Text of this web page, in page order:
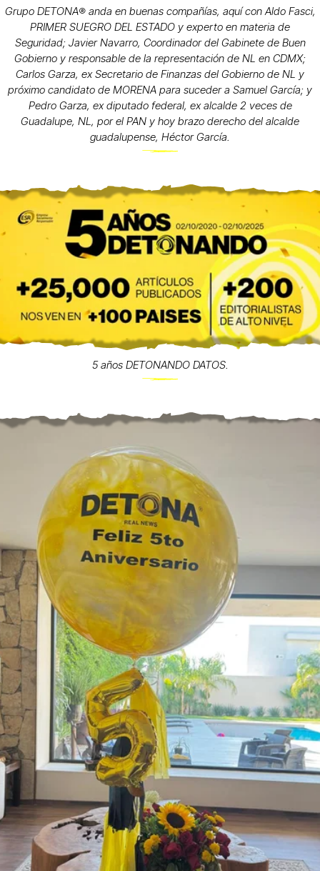
Grupo DETONA®️ anda en buenas compañías, aquí con Aldo Fasci,
PRIMER SUEGRO DEL ESTADO y experto en materia de
Seguridad; Javier Navarro, Coordinador del Gabinete de Buen
Gobierno y responsable de la representación de NL en CDMX;
Carlos Garza, ex Secretario de Finanzas del Gobierno de NL y
próximo candidato de MORENA para suceder a Samuel García; y
Pedro Garza, ex diputado federal, ex alcalde 2 veces de
Guadalupe, NL, por el PAN y hoy brazo derecho del alcalde
guadalupense, Héctor García.
5 años DETONANDO DATOS.